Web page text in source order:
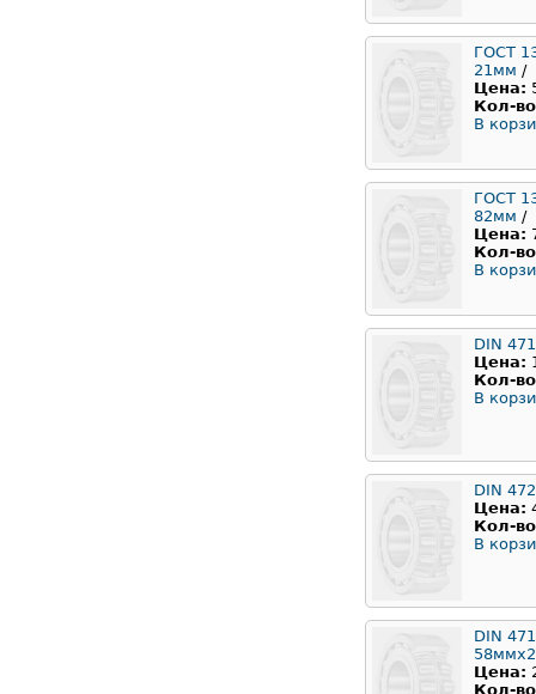
ГОСТ
21мм /
Цена:
Кол-
В
ГОСТ
82мм /
Цена:
Кол-
В
DIN
Цена:
Кол-
В
DIN
Цена:
Кол-
В
DIN
Цена:
Кол-